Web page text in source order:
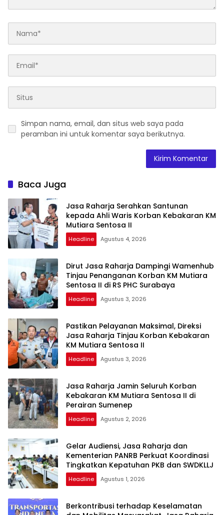
Simpan nama, email, dan situs web saya pada
peramban ini untuk komentar saya berikutnya.
Baca Juga
Jasa Raharja Serahkan Santunan
kepada Ahli Waris Korban Kebakaran KM
Mutiara Sentosa II
Headline Agustus 4, 2026
Dirut Jasa Raharja Dampingi Wamenhub
Tinjau Penanganan Korban KM Mutiara
Sentosa II di RS PHC Surabaya
Headline Agustus 3, 2026
Pastikan Pelayanan Maksimal, Direksi
Jasa Raharja Tinjau Korban Kebakaran
KM Mutiara Sentosa II
Headline Agustus 3, 2026
Jasa Raharja Jamin Seluruh Korban
Kebakaran KM Mutiara Sentosa II di
Perairan Sumenep
Headline Agustus 2, 2026
Gelar Audiensi, Jasa Raharja dan
Kementerian PANRB Perkuat Koordinasi
Tingkatkan Kepatuhan PKB dan SWDKLLJ
Headline Agustus 1, 2026
Berkontribusi terhadap Keselamatan